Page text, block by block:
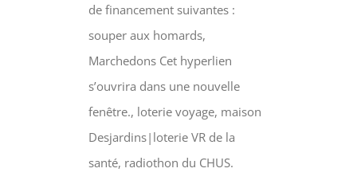
de financement suivantes :
souper aux homards,
Marchedons Cet hyperlien
s’ouvrira dans une nouvelle
fenêtre., loterie voyage, maison
Desjardins|loterie VR de la
santé, radiothon du CHUS.